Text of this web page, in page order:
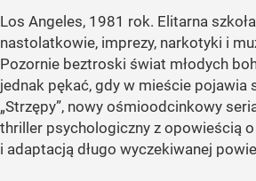
Los Angeles, 1981 rok. Elitarna
nastolatkowie, imprezy, narkotyki i
Pozornie beztroski świat młodych
jednak pękać, gdy w mieście pojawia
„Strzępy”, nowy ośmioodcinkowy
thriller psychologiczny z opowieścią
i adaptacją długo wyczekiwanej